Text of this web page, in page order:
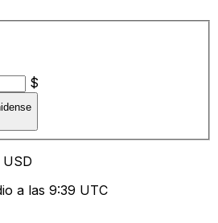
$
USD
a las 9:39 UTC